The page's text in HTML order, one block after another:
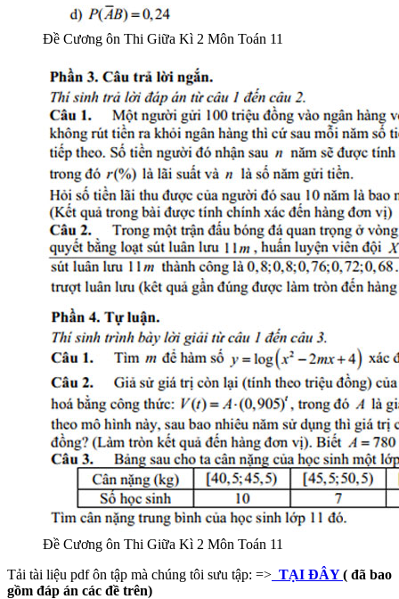
Đề Cương ôn Thi Giữa Kì 2 Môn Toán 11
Đề Cương ôn Thi Giữa Kì 2 Môn Toán 11
Tải tài liệu pdf ôn tập mà chúng tôi sưu tập: => TẠI ĐÂY( đã bao
gồm đáp án các đề trên)